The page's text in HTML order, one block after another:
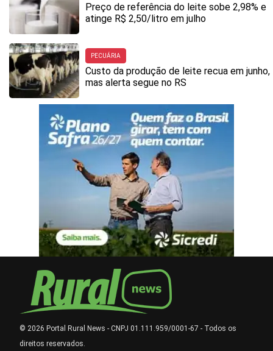
Preço de referência do leite sobe 2,98% e
atinge R$ 2,50/litro em julho
PECUÁRIA
Custo da produção de leite recua em junho,
mas alerta segue no RS
© 2026 Portal Rural News - CNPJ 01.111.959/0001-67 - Todos os
direitos reservados.